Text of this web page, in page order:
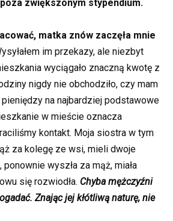
poza zwiększonym stypendium.
matka znów zaczęła mnie
im przekazy, ale niezbyt
wyciągało znaczną kwotę z
nigdy nie obchodziło, czy mam
na najbardziej podstawowe
w mieście oznacza
kontakt. Moja siostra w tym
za kolegę ze wsi, mieli dwoje
wyszła za mąż, miała
się rozwiodła. Chyba mężczyźni
Znając jej kłótliwą naturę, nie